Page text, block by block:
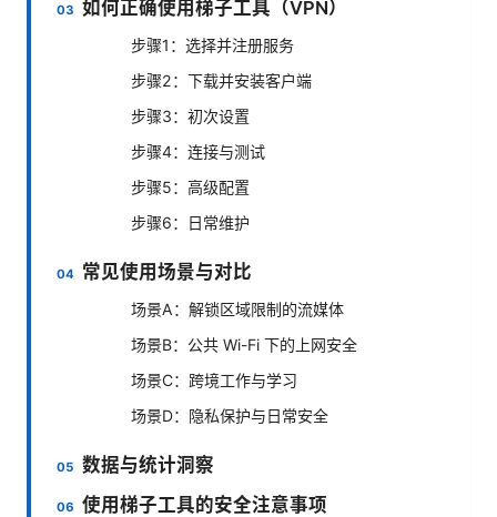
如何正确使用梯子工具（VPN）
步骤1：选择并注册服务
步骤2：下载并安装客户端
步骤3：初次设置
步骤4：连接与测试
步骤5：高级配置
步骤6：日常维护
常见使用场景与对比
场景A：解锁区域限制的流媒体
场景B：公共 Wi-Fi 下的上网安全
场景C：跨境工作与学习
场景D：隐私保护与日常安全
数据与统计洞察
使用梯子工具的安全注意事项